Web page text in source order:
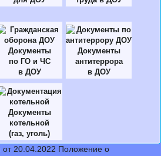
Документы
по ГО и ЧС
в ДОУ
Документы
антитеррора
в ДОУ
Документы
котельной
(газ, уголь)
20.04.2022 Положение о